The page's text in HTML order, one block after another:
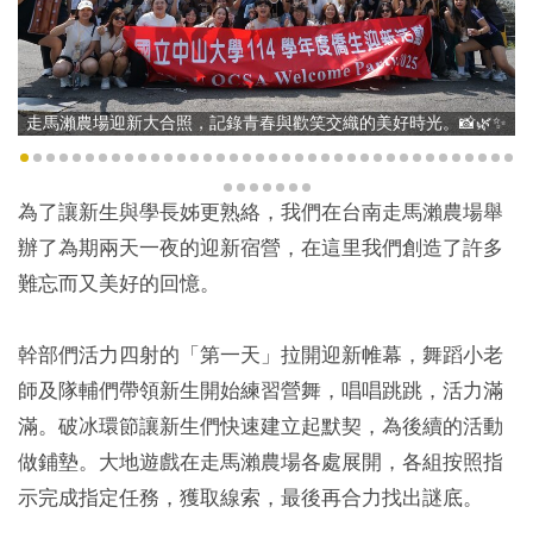
走馬瀨農場迎新大合照，記錄青春與歡笑交織的美好時光。📸🌿✨
為了讓新生與學長姊更熟絡，我們在台南走馬瀨農場舉
辦了為期兩天一夜的迎新宿營，在這里我們創造了許多
難忘而又美好的回憶。
幹部們活力四射的「第一天」拉開迎新帷幕，舞蹈小老
師及隊輔們帶領新生開始練習營舞，唱唱跳跳，活力滿
滿。破冰環節讓新生們快速建立起默契，為後續的活動
做鋪墊。大地遊戲在走馬瀨農場各處展開，各組按照指
示完成指定任務，獲取線索，最後再合力找出謎底。